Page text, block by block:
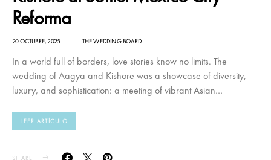
Reforma
20 OCTUBRE, 2025 THE WEDDING BOARD
In a world full of borders, love stories know no limits. The
wedding of Aagya and Kishore was a showcase of diversity,
luxury, and sophistication: a meeting of vibrant Asian…
LEER ARTÍCULO
SHARE